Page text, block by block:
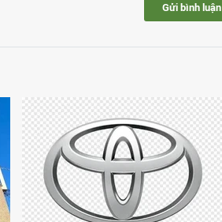
Gửi bình luận